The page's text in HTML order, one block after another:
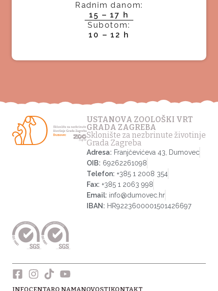
Radnim danom:
15 – 17 h
Subotom:
10 – 12 h
USTANOVA ZOOLOŠKI VRT
GRADA ZAGREBA
Sklonište za nezbrinute životinje
Grada Zagreba
Adresa: Franjčevićeva 43, Dumovec
OIB: 69262261098
Telefon: +385 1 2008 354
Fax: +385 1 2063 998
Email: info@dumovec.hr
IBAN: HR9223600001501426697
INFOCENTARO NAMANOVOSTIKONTAKT